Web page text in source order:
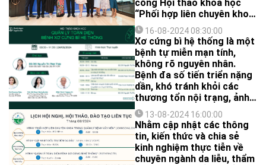
công Hội thảo khoa học
“Phối hợp liên chuyên khoa
trong quản lý bệnh vảy nến”
16-08-2024 08:30:00
Xơ cứng bì hệ thống là một
bệnh tự miễn mạn tính,
không rõ nguyên nhân.
Bệnh đa số tiến triển nặng
dần, khó tránh khỏi các
thương tổn nội trạng, ảnh
hưởng rất nhiều đến chất
lượng cuộc sống của người
bệnh.
13-08-2024 16:00:00
Nhằm cập nhật các thông
tin, kiến thức và chia sẻ
kinh nghiệm thực tiễn về
chuyên ngành da liễu, thẩm